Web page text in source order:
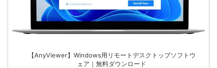
【AnyViewer】Windows用リモートデスクトップソフトウ
ェア｜無料ダウンロード